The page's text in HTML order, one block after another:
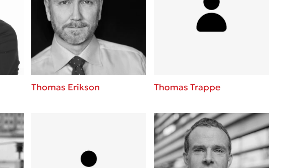
Thomas Erikson Thomas Trappe